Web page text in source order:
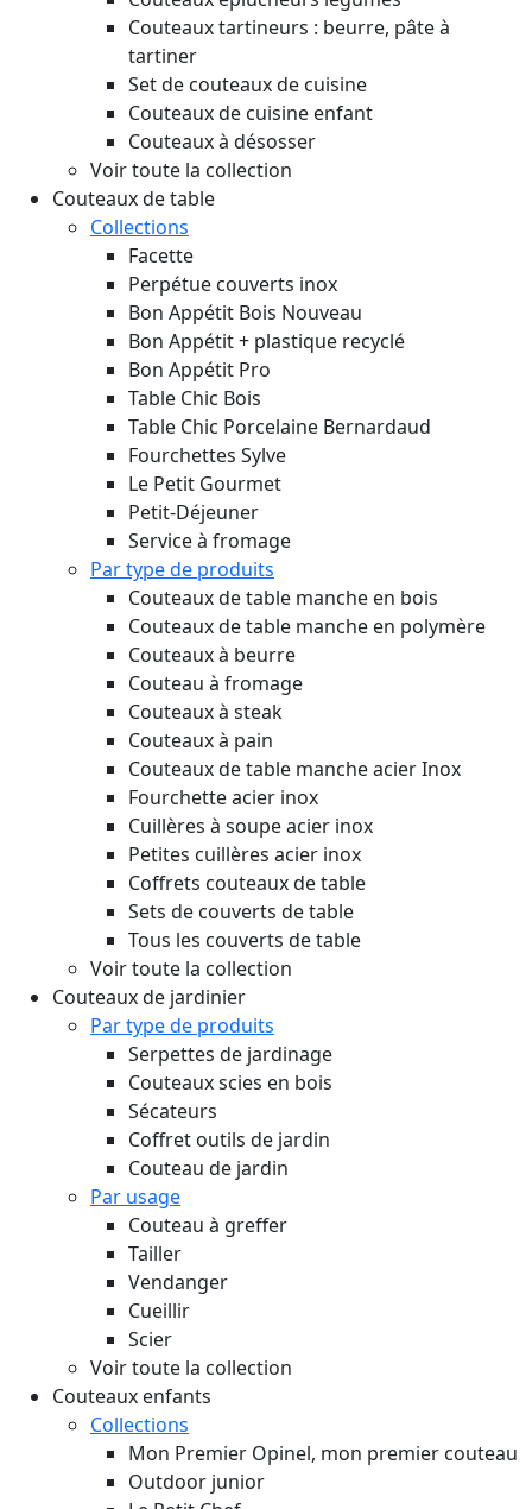
Couteaux tartineurs : beurre, pâte à
tartiner
Set de couteaux de cuisine
Couteaux de cuisine enfant
Couteaux à désosser
Voir toute la collection
Couteaux de table
Collections
Facette
Perpétue couverts inox
Bon Appétit Bois Nouveau
Bon Appétit + plastique recyclé
Bon Appétit Pro
Table Chic Bois
Table Chic Porcelaine Bernardaud
Fourchettes Sylve
Le Petit Gourmet
Petit-Déjeuner
Service à fromage
Par type de produits
Couteaux de table manche en bois
Couteaux de table manche en polymère
Couteaux à beurre
Couteau à fromage
Couteaux à steak
Couteaux à pain
Couteaux de table manche acier Inox
Fourchette acier inox
Cuillères à soupe acier inox
Petites cuillères acier inox
Coffrets couteaux de table
Sets de couverts de table
Tous les couverts de table
Voir toute la collection
Couteaux de jardinier
Par type de produits
Serpettes de jardinage
Couteaux scies en bois
Sécateurs
Coffret outils de jardin
Couteau de jardin
Par usage
Couteau à greffer
Tailler
Vendanger
Cueillir
Scier
Voir toute la collection
Couteaux enfants
Collections
Mon Premier Opinel, mon premier couteau
Outdoor junior